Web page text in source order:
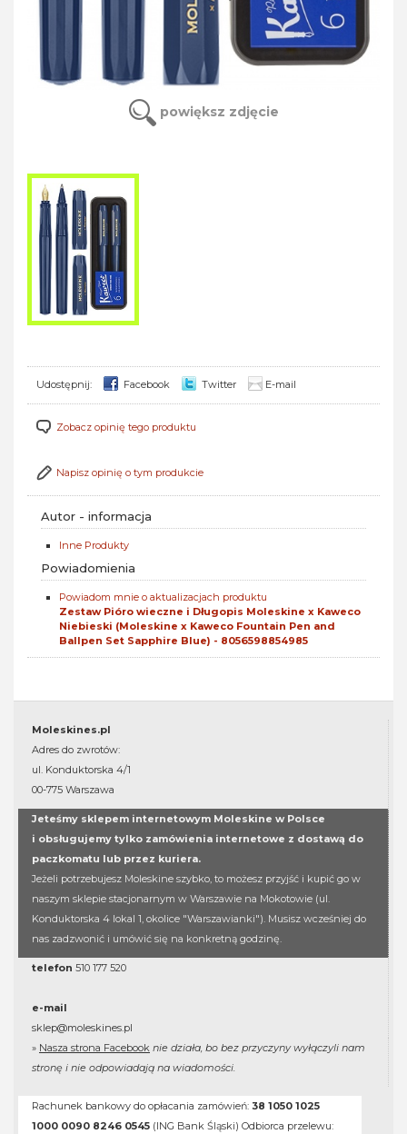
powiększ zdjęcie
Udostępnij: Facebook Twitter E-mail
Zobacz opinię tego produktu
Napisz opinię o tym produkcie
Autor - informacja
Inne Produkty
Powiadomienia
Powiadom mnie o aktualizacjach produktu
Zestaw Pióro wieczne i Długopis Moleskine x Kaweco
Niebieski (Moleskine x Kaweco Fountain Pen and
Ballpen Set Sapphire Blue) - 8056598854985
Moleskines.pl
Adres do zwrotów:
ul. Konduktorska 4/1
00-775 Warszawa
Jeteśmy sklepem internetowym Moleskine w Polsce
i obsługujemy tylko zamówienia internetowe z dostawą do
paczkomatu lub przez kuriera.
Jeżeli potrzebujesz Moleskine szybko, to możesz przyjść i kupić go w
naszym sklepie stacjonarnym w Warszawie na Mokotowie (ul.
Konduktorska 4 lokal 1, okolice "Warszawianki"). Musisz wcześniej do
nas zadzwonić i umówić się na konkretną godzinę.
telefon 510 177 520
e-mail
sklep@moleskines.pl
» Nasza strona Facebook nie działa, bo bez przyczyny wyłączyli nam
stronę i nie odpowiadają na wiadomości.
Rachunek bankowy do opłacania zamówień: 38 1050 1025
1000 0090 8246 0545 (ING Bank Śląski) Odbiorca przelewu: